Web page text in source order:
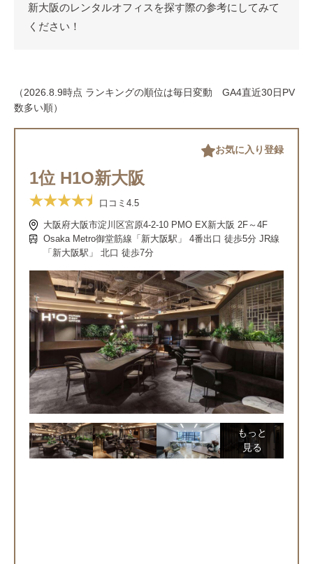
新大阪のレンタルオフィスを探す際の参考にしてみて
ください！
（2026.8.9時点 ランキングの順位は毎日変動 GA4直近30日PV
数多い順）
1位 H1O新大阪
口コミ 4.5
大阪府大阪市淀川区宮原4-2-10 PMO EX新大阪 2F～4F
Osaka Metro御堂筋線「新大阪駅」 4番出口 徒歩5分 JR線
「新大阪駅」 北口 徒歩7分
お気に入り登録
もっと
見る